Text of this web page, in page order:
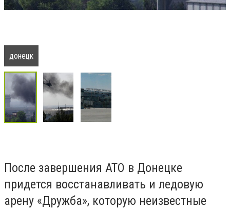
донецк
После завершения АТО в Донецке
придется восстанавливать и ледовую
арену «Дружба», которую неизвестные